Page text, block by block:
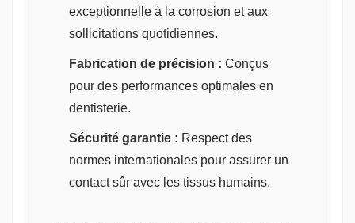
exceptionnelle à la corrosion et aux
sollicitations quotidiennes.
Fabrication de précision : Conçus
pour des performances optimales en
dentisterie.
Sécurité garantie : Respect des
normes internationales pour assurer un
contact sûr avec les tissus humains.